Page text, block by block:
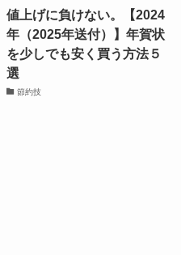
値上げに負けない。【2024
年（2025年送付）】年賀状
を少しでも安く買う方法５
選
節約技